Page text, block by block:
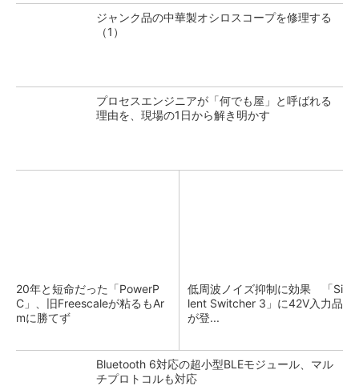
ジャンク品の中華製オシロスコープを修理する
（1）
プロセスエンジニアが「何でも屋」と呼ばれる
理由を、現場の1日から解き明かす
20年と短命だった「PowerP
C」、旧Freescaleが粘るもAr
mに勝てず
低周波ノイズ抑制に効果 「Si
lent Switcher 3」に42V入力品
が登...
Bluetooth 6対応の超小型BLEモジュール、マル
チプロトコルも対応